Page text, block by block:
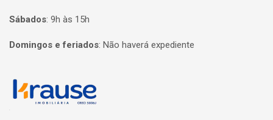
Sábados: 9h às 15h
Domingos e feriados: Não haverá expediente
Página inicial